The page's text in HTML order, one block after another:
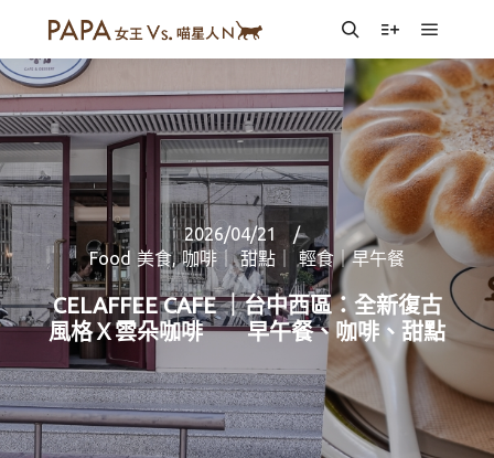
SearchMore info
Main
2026/04/21
Food 美食,咖啡｜ 甜點｜ 輕食｜早午餐
CELAFFEE CAFE ｜台中西區：全新復古
風格Ｘ雲朵咖啡 早午餐、咖啡、甜點